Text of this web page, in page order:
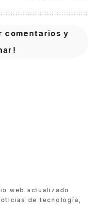
comentarios y
web actualizado
de tecnología,